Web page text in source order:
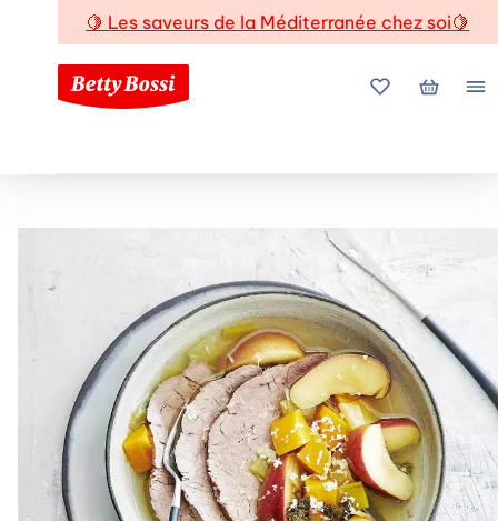
🍋 Les saveurs de la Méditerranée chez soi🍋
Mes favoris
Mon